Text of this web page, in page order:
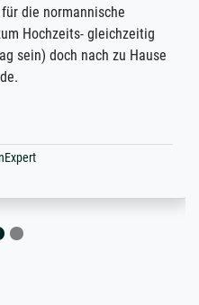
gleichzeitig
nach zu Hause